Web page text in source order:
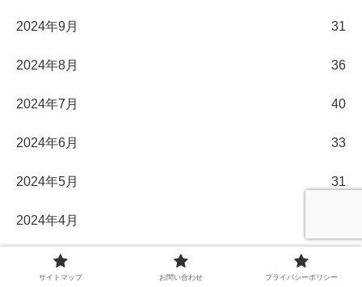
2024年9月 31
2024年8月 36
2024年7月 40
2024年6月 33
2024年5月 31
2024年4月
2024年3月
サイトマップ お問い合わせ プライバシーポリシー